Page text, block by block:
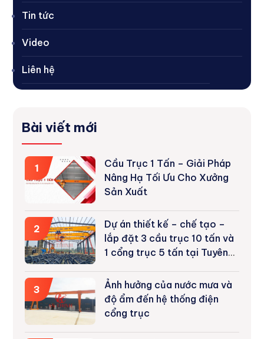
Tin tức
Video
Liên hệ
Bài viết mới
1
Cầu Trục 1 Tấn – Giải Pháp
Nâng Hạ Tối Ưu Cho Xưởng
Sản Xuất
2
Dự án thiết kế – chế tạo –
lắp đặt 3 cầu trục 10 tấn và
1 cổng trục 5 tấn tại Tuyên
3
Ảnh hưởng của nước mưa và
độ ẩm đến hệ thống điện
cổng trục